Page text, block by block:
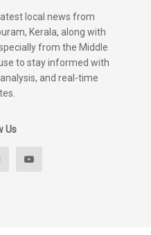
local news from
Kerala, along with
from the Middle
to stay informed with
and real-time
Us